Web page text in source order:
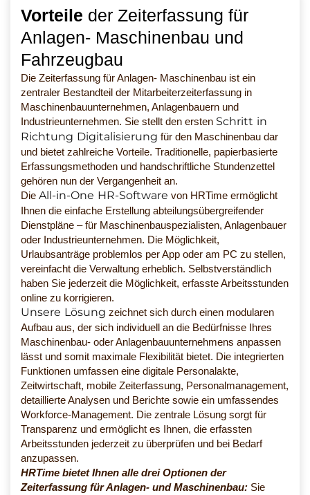
Vorteile der Zeiterfassung für
Anlagen- Maschinenbau und
Fahrzeugbau
Die Zeiterfassung für Anlagen- Maschinenbau ist ein
zentraler Bestandteil der Mitarbeiterzeiterfassung in
Maschinenbauunternehmen, Anlagenbauern und
Industrieunternehmen. Sie stellt den ersten Schritt in
Richtung Digitalisierung für den Maschinenbau dar
und bietet zahlreiche Vorteile. Traditionelle, papierbasierte
Erfassungsmethoden und handschriftliche Stundenzettel
gehören nun der Vergangenheit an.
Die All-in-One HR-Software von HRTime ermöglicht
Ihnen die einfache Erstellung abteilungsübergreifender
Dienstpläne – für Maschinenbauspezialisten, Anlagenbauer
oder Industrieunternehmen. Die Möglichkeit,
Urlaubsanträge problemlos per App oder am PC zu stellen,
vereinfacht die Verwaltung erheblich. Selbstverständlich
haben Sie jederzeit die Möglichkeit, erfasste Arbeitsstunden
online zu korrigieren.
Unsere Lösung zeichnet sich durch einen modularen
Aufbau aus, der sich individuell an die Bedürfnisse Ihres
Maschinenbau- oder Anlagenbauunternehmens anpassen
lässt und somit maximale Flexibilität bietet. Die integrierten
Funktionen umfassen eine digitale Personalakte,
Zeitwirtschaft, mobile Zeiterfassung, Personalmanagement,
detaillierte Analysen und Berichte sowie ein umfassendes
Workforce-Management. Die zentrale Lösung sorgt für
Transparenz und ermöglicht es Ihnen, die erfassten
Arbeitsstunden jederzeit zu überprüfen und bei Bedarf
anzupassen.
HRTime bietet Ihnen alle drei Optionen der
Zeiterfassung für Anlagen- und Maschinenbau: Sie